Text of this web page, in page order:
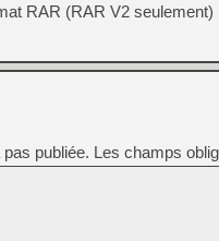
RAR (RAR V2 seulement)
publiée. Les champs